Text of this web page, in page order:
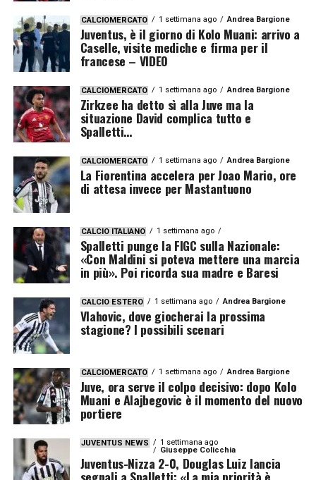
CALCIOMERCATO 1 settimana ago Andrea Bargione
Juventus, è il giorno di Kolo Muani: arrivo a
Caselle, visite mediche e firma per il
francese – VIDEO
CALCIOMERCATO 1 settimana ago Andrea Bargione
Zirkzee ha detto sì alla Juve ma la
situazione David complica tutto e
Spalletti…
CALCIOMERCATO 1 settimana ago Andrea Bargione
La Fiorentina accelera per Joao Mario, ore
di attesa invece per Mastantuono
CALCIO ITALIANO 1 settimana ago
Spalletti punge la FIGC sulla Nazionale:
«Con Maldini si poteva mettere una marcia
in più». Poi ricorda sua madre e Baresi
CALCIO ESTERO 1 settimana ago Andrea Bargione
Vlahovic, dove giocherai la prossima
stagione? I possibili scenari
CALCIOMERCATO 1 settimana ago Andrea Bargione
Juve, ora serve il colpo decisivo: dopo Kolo
Muani e Alajbegovic è il momento del nuovo
portiere
JUVENTUS NEWS
1 settimana ago
Giuseppe Colicchia
Juventus-Nizza 2-0, Douglas Luiz lancia